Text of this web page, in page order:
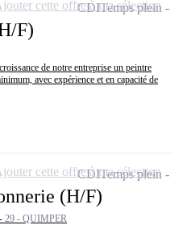
F)
de notre entreprise un peintre
avec expérience et en capacité de
CDITemps plein
cette offre à ma sélection
(H/F)
29 - QUIMPER
CDITemps plein
cette offre à ma sélection